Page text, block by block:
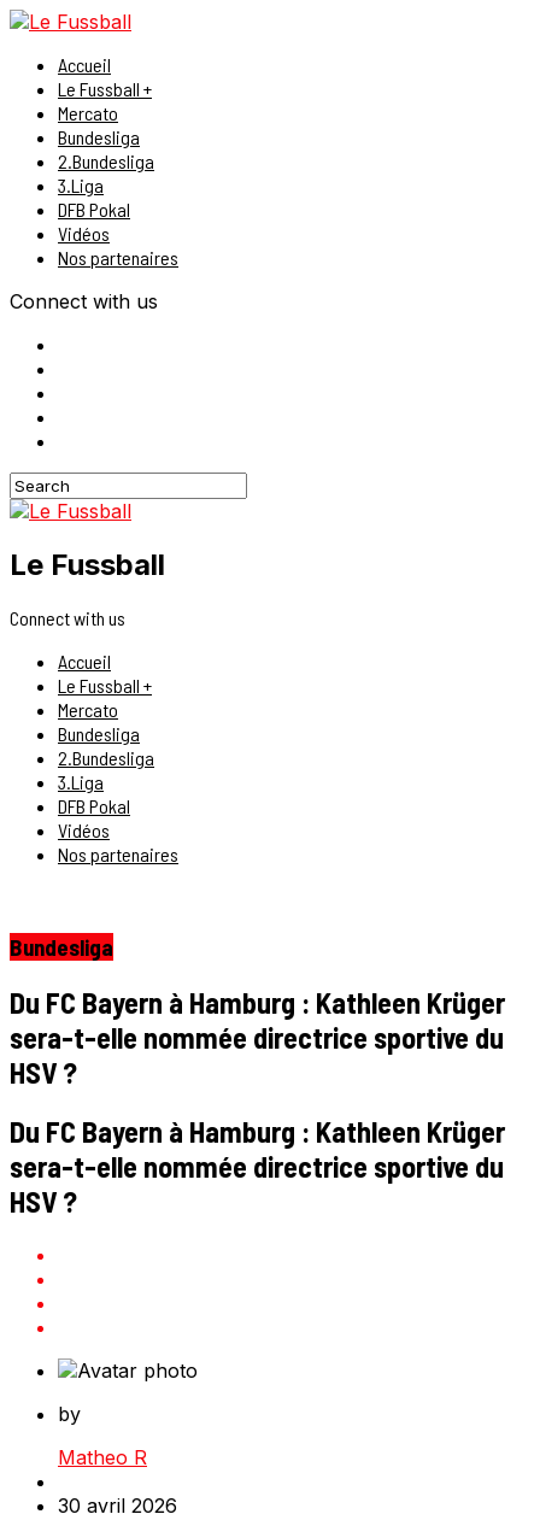
Accueil
Le Fussball +
Mercato
Bundesliga
2.Bundesliga
3.Liga
DFB Pokal
Vidéos
Nos partenaires
Connect with us
Le Fussball
Connect with us
Accueil
Le Fussball +
Mercato
Bundesliga
2.Bundesliga
3.Liga
DFB Pokal
Vidéos
Nos partenaires
Bundesliga
Du FC Bayern à Hamburg : Kathleen Krüger
sera-t-elle nommée directrice sportive du
HSV ?
Du FC Bayern à Hamburg : Kathleen Krüger
sera-t-elle nommée directrice sportive du
HSV ?
by
Matheo R
30 avril 2026